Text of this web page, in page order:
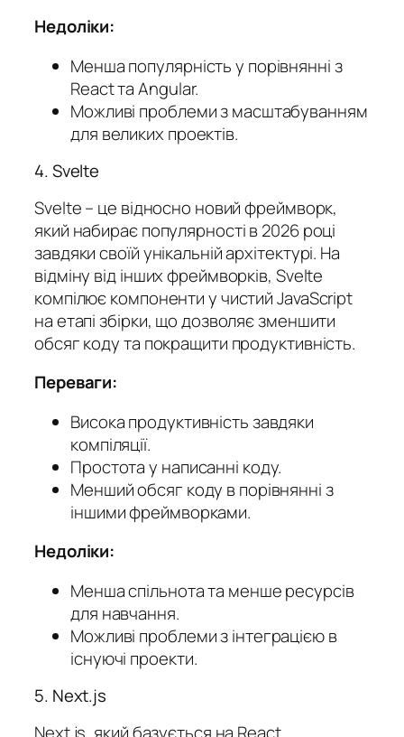
Недоліки:
Менша популярність у порівнянні з
React та Angular.
Можливі проблеми з масштабуванням
для великих проектів.
4. Svelte
Svelte – це відносно новий фреймворк,
який набирає популярності в 2026 році
завдяки своїй унікальній архітектурі. На
відміну від інших фреймворків, Svelte
компілює компоненти у чистий JavaScript
на етапі збірки, що дозволяє зменшити
обсяг коду та покращити продуктивність.
Переваги:
Висока продуктивність завдяки
компіляції.
Простота у написанні коду.
Менший обсяг коду в порівнянні з
іншими фреймворками.
Недоліки:
Менша спільнота та менше ресурсів
для навчання.
Можливі проблеми з інтеграцією в
існуючі проекти.
5. Next.js